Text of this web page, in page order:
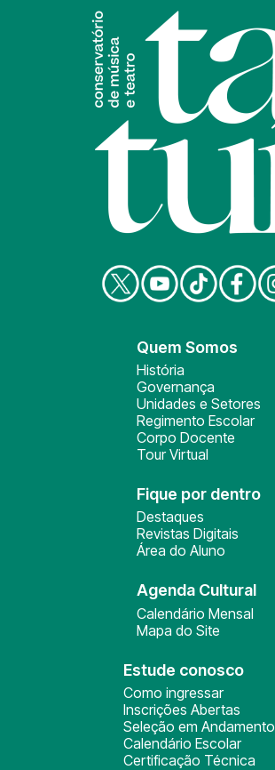
Quem Somos
História
Governança
Unidades e Setores
Regimento Escolar
Corpo Docente
Tour Virtual
Fique por dentro
Destaques
Revistas Digitais
Área do Aluno
Agenda Cultural
Calendário Mensal
Mapa do Site
Estude conosco
Como ingressar
Inscrições Abertas
Seleção em Andamento
Calendário Escolar
Certificação Técnica